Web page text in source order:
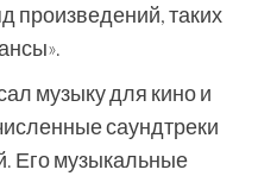
произведений, таких
музыку для кино и
саундтреки
Его музыкальные